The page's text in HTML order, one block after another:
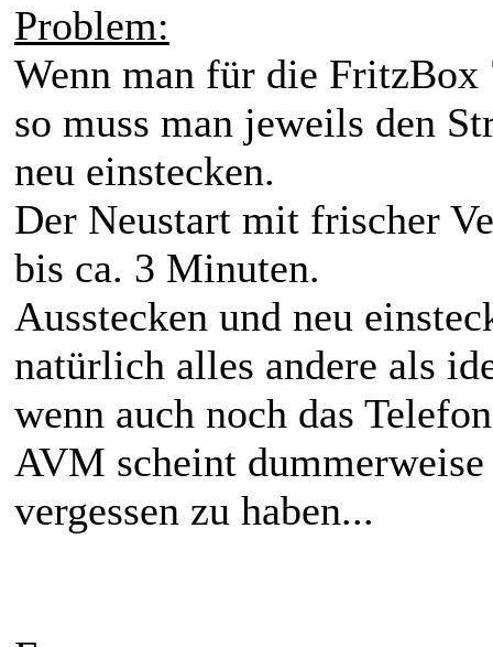
Problem:
Wenn man für die
so muss man jeweils den
neu einstecken.
Der Neustart mit frischer
bis ca. 3 Minuten.
Ausstecken und neu
natürlich alles andere als
wenn auch noch das
AVM scheint
vergessen zu haben...